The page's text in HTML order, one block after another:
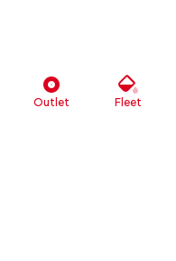
Outlet Fleet